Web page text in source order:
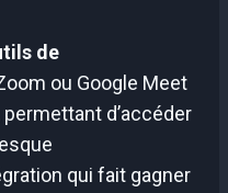
de
ou Google Meet
d’accéder
qui fait gagner